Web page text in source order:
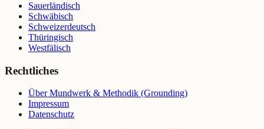
Sauerländisch
Schwäbisch
Schweizerdeutsch
Thüringisch
Westfälisch
Rechtliches
Über Mundwerk & Methodik (Grounding)
Impressum
Datenschutz